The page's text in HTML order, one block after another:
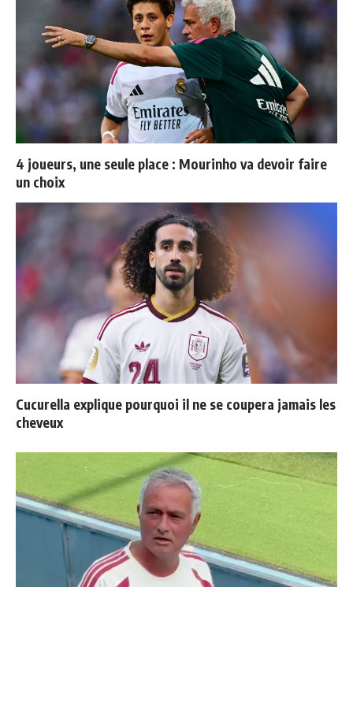
4 joueurs, une seule place : Mourinho va devoir faire
un choix
Cucurella explique pourquoi il ne se coupera jamais les
cheveux